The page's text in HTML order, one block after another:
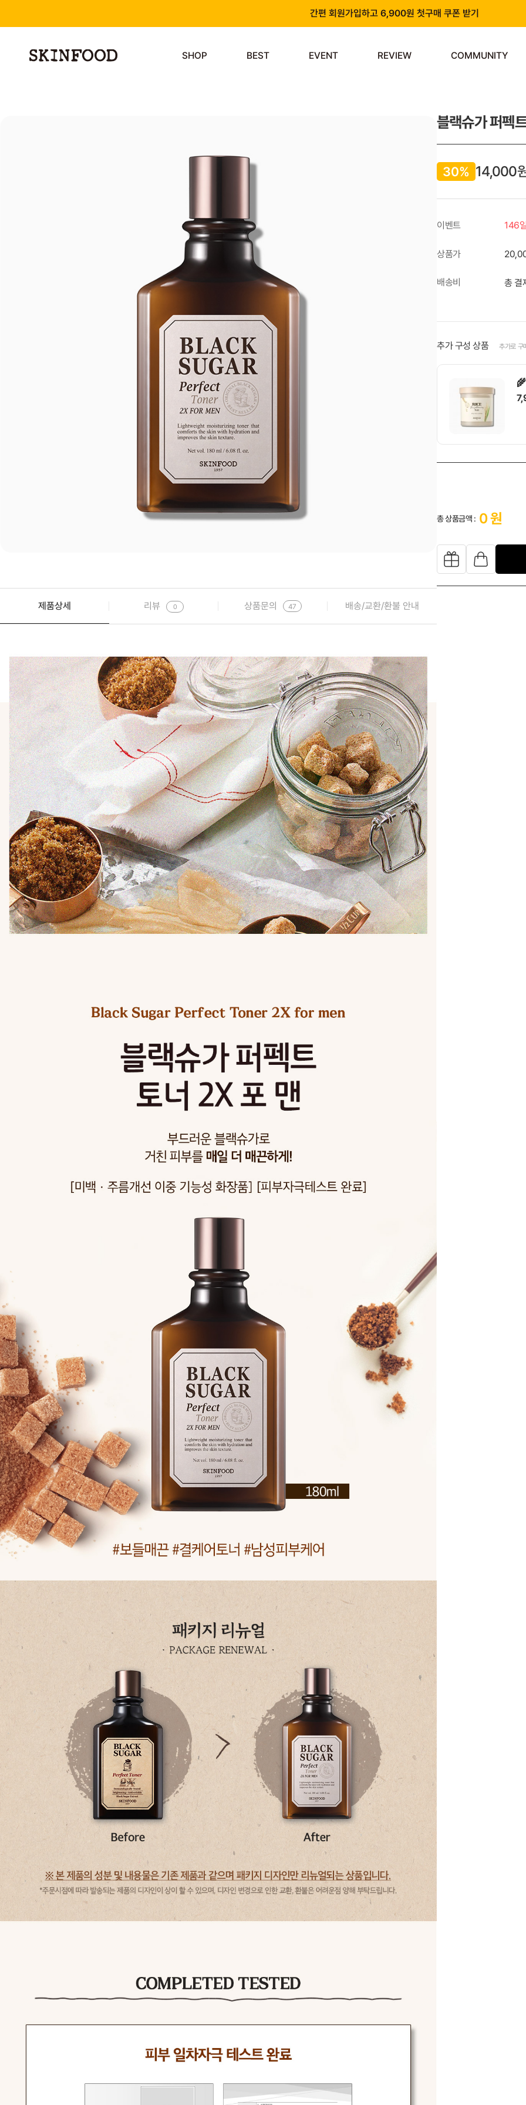
간편 회원가입하고 6,900원 첫구매 쿠폰 받기
SHOP BEST EVENT REVIEW COMMUNITY
제품상세 리뷰 0 상품문의 47 배송/교환/환불 안내
블랙슈가 퍼펙
30% 14,000
이벤트 146
상품가
배송비 총 결
추가 구성 상품 추가로 구
총 상품금액 : 0원